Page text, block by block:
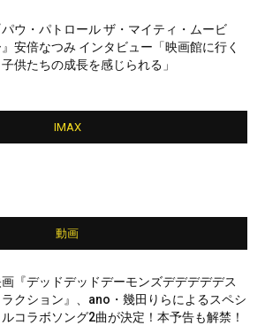
パウ・パトロール ザ・マイティ・ムービ
』安倍なつみ インタビュー「映画館に行く
子供たちの成長を感じられる」
IMAX
動画
『デッドデッドデーモンズデデデデデス
ラクション』、ano・幾田りらによるスペシ
ルコラボソング2曲が決定！本予告も解禁！